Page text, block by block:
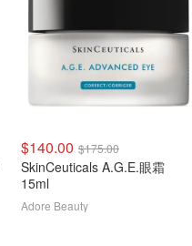
$140.00 $175.00
SkinCeuticals A.G.E.眼霜
15ml
Adore Beauty